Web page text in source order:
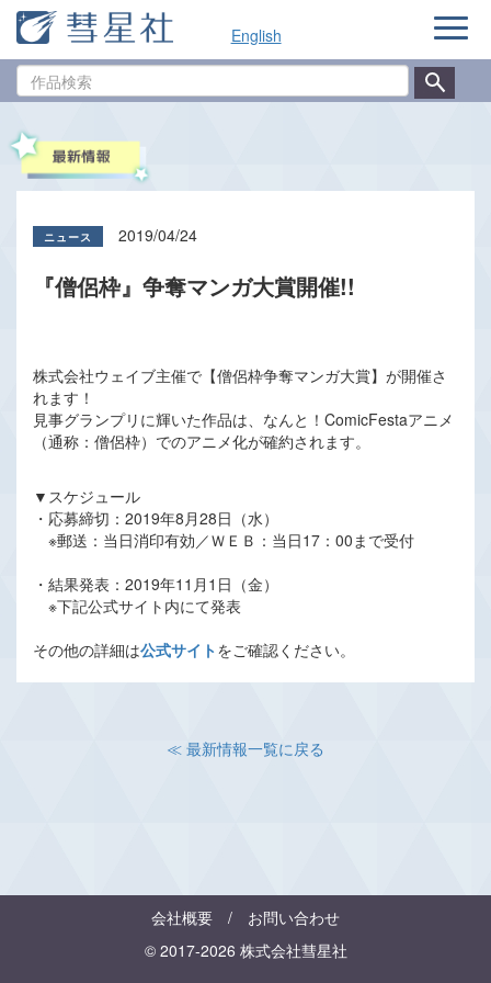
English
品
ナ
ゲ
2019/04/24
『僧侶枠』争奪マンガ大賞開催!!
株式会社ウェイブ主催で【僧侶枠争奪マンガ大賞】が開催さ
れます！
見事グランプリに輝いた作品は、なんと！ComicFestaアニメ
（通称：僧侶枠）でのアニメ化が確約されます。
▼スケジュール
・応募締切：2019年8月28日（水）
※郵送：当日消印有効／ＷＥＢ：当日17：00まで受付
・結果発表：2019年11月1日（金）
※下記公式サイト内にて発表
その他の詳細は公式サイトをご確認ください。
≪ 最新情報一覧に戻る
会社概要 / お問い合わせ
© 2017-2026 株式会社彗星社